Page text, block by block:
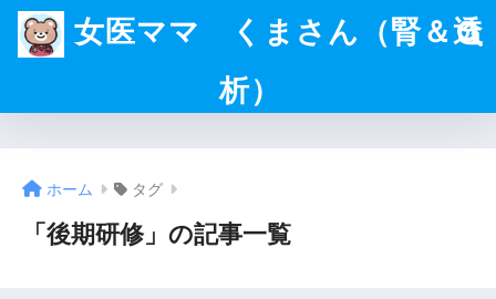
女医ママ くまさん（腎＆透
析）
ホーム タグ
「後期研修」の記事一覧